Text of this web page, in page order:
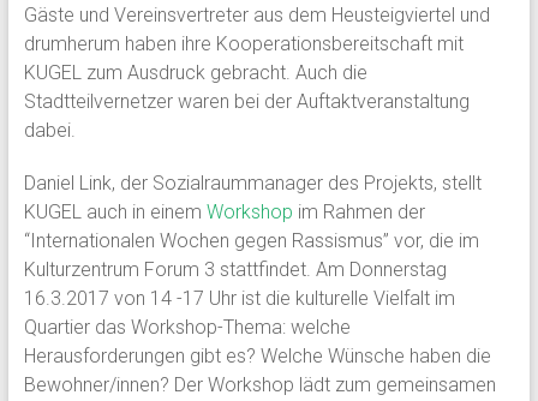
Gäste und Vereinsvertreter aus dem Heusteigviertel und
drumherum haben ihre Kooperationsbereitschaft mit
KUGEL zum Ausdruck gebracht. Auch die
Stadtteilvernetzer waren bei der Auftaktveranstaltung
dabei.
Daniel Link, der Sozialraummanager des Projekts, stellt
KUGEL auch in einem Workshop im Rahmen der
“Internationalen Wochen gegen Rassismus” vor, die im
Kulturzentrum Forum 3 stattfindet. Am Donnerstag
16.3.2017 von 14 -17 Uhr ist die kulturelle Vielfalt im
Quartier das Workshop-Thema: welche
Herausforderungen gibt es? Welche Wünsche haben die
Bewohner/innen? Der Workshop lädt zum gemeinsamen